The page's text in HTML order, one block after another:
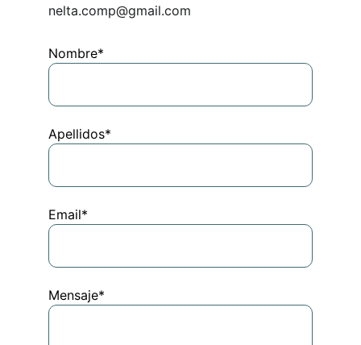
nelta.comp@gmail.com
Nombre*
Apellidos*
Email*
Mensaje*